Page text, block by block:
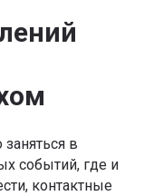
в
событий, где и
контактные